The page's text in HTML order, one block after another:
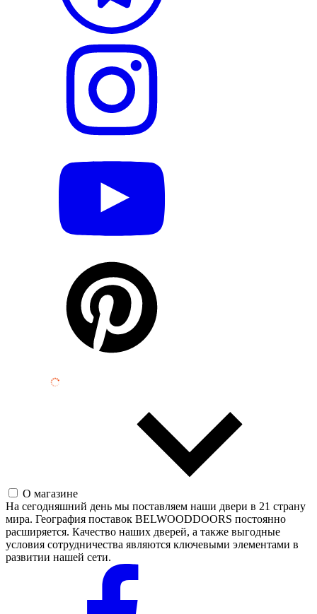
О магазине
На сегодняшний день мы поставляем наши двери в 21 страну
мира. География поставок BELWOODDOORS постоянно
расширяется. Качество наших дверей, а также выгодные
условия сотрудничества являются ключевыми элементами в
развитии нашей сети.